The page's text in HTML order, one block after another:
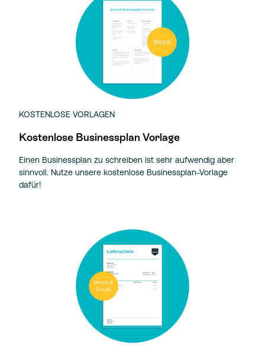
KOSTENLOSE VORLAGEN
Kostenlose Businessplan Vorlage
Einen Businessplan zu schreiben ist sehr aufwendig aber
sinnvoll. Nutze unsere kostenlose Businessplan-Vorlage
dafür!